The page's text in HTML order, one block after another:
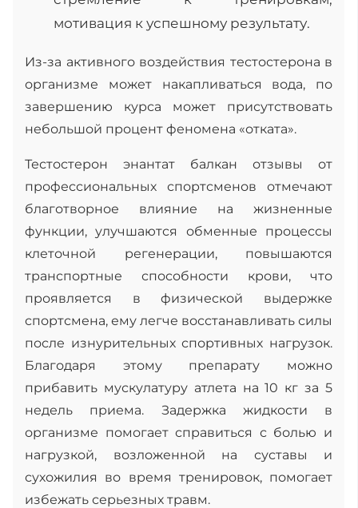
мотивация к успешному результату.
Из-за активного воздействия тестостерона в
организме может накапливаться вода, по
завершению курса может присутствовать
небольшой процент феномена «отката».
Тестостерон энантат балкан отзывы от
профессиональных спортсменов отмечают
благотворное влияние на жизненные
функции, улучшаются обменные процессы
клеточной регенерации, повышаются
транспортные способности крови, что
проявляется в физической выдержке
спортсмена, ему легче восстанавливать силы
после изнурительных спортивных нагрузок.
Благодаря этому препарату можно
прибавить мускулатуру атлета на 10 кг за 5
недель приема. Задержка жидкости в
организме помогает справиться с болью и
нагрузкой, возложенной на суставы и
сухожилия во время тренировок, помогает
избежать серьезных травм.